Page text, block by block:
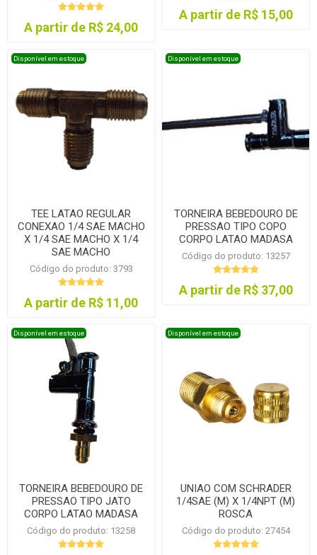
A partir de R$ 24,00
A partir de R$ 15,00
Disponível em estoque
TEE LATAO REGULAR
CONEXAO 1/4 SAE MACHO
X 1/4 SAE MACHO X 1/4
SAE MACHO
Código do produto: 3793
A partir de R$ 11,00
Disponível em estoque
TORNEIRA BEBEDOURO DE
PRESSAO TIPO COPO
CORPO LATAO MADASA
Código do produto: 13257
A partir de R$ 37,00
Disponível em estoque
TORNEIRA BEBEDOURO DE
PRESSAO TIPO JATO
CORPO LATAO MADASA
Código do produto: 13258
Disponível em estoque
UNIAO COM SCHRADER
1/4SAE (M) X 1/4NPT (M)
ROSCA
Código do produto: 27454